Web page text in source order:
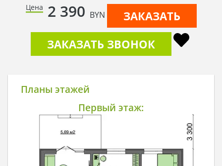
Цена 2 390 BYN
ЗАКАЗАТЬ
ЗАКАЗАТЬ ЗВОНОК
Планы этажей
Первый этаж: